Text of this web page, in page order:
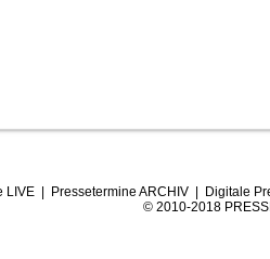
LIVE| Pressetermine ARCHIV| Digitale
© 2010-2018